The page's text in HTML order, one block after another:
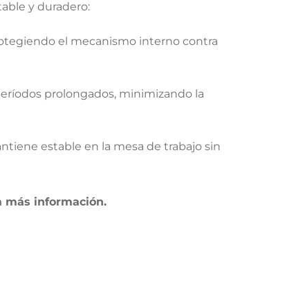
y duradero:
el mecanismo interno contra
prolongados, minimizando la
estable en la mesa de trabajo sin
más información.